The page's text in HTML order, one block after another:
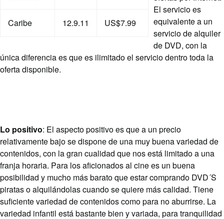
Caribe 12.9.11 US$7.99
El servicio es
equivalente a un
servicio de alquiler
de DVD, con la
única diferencia es que es ilimitado el servicio dentro toda la
oferta disponible.
Lo positivo: El aspecto positivo es que a un precio
relativamente bajo se dispone de una muy buena variedad de
contenidos, con la gran cualidad que nos está limitado a una
franja horaria. Para los aficionados al cine es un buena
posibilidad y mucho más barato que estar comprando DVD´S
piratas o alquilándolas cuando se quiere más calidad. Tiene
suficiente variedad de contenidos como para no aburrirse. La
variedad infantil está bastante bien y variada, para tranquilidad